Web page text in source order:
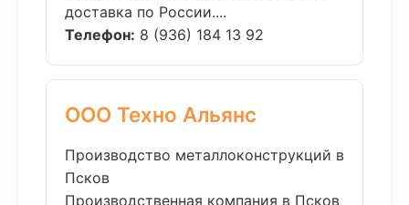
доставка по России....
Телефон: 8 (936) 184 13 92
ООО Техно Альянс
Производство металлоконструкций в
Псков
Производственная компания в Псков